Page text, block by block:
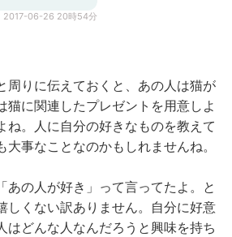
2017-06-26 20時54分
周りに伝えておくと、あの人は猫が
猫に関連したプレゼントを用意しよ
ね。人に自分の好きなものを教えて
事なことなのかもしれませんね。
あの人が好き」って言ってたよ。と
しくない訳ありません。自分に好意
はどんな人なんだろうと興味を持ち